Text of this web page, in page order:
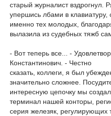
старый журналист вздрогнул.
упершись лбами в клавиатуру,
именно тех молодых,
вылазила из судебных тяжб
- Вот теперь все... -
Константинович. - Честно
сказать, коллеги, я был
значительно сложнее.
интересную цепочку мы
терминал нашей конторы,
серия железяк, регулирующих